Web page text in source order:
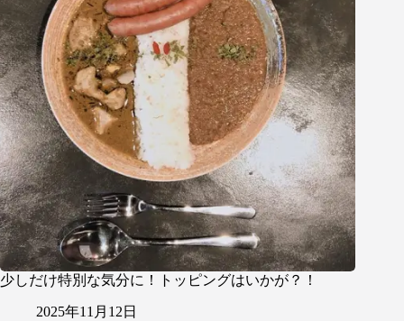
少しだけ特別な気分に！トッピングはいかが？！
2025年11月12日